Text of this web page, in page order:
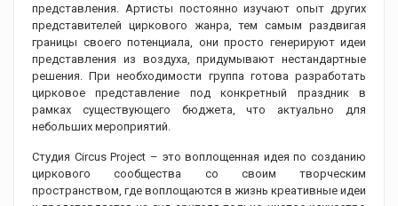
представления. Артисты постоянно изучают опыт других
представителей циркового жанра, тем самым раздвигая
границы своего потенциала, они просто генерируют идеи
представления из воздуха, придумывают нестандартные
решения. При необходимости группа готова разработать
цирковое представление под конкретный праздник в
рамках существующего бюджета, что актуально для
небольших мероприятий.
Студия Circus Project – это воплощенная идея по созданию
циркового сообщества со своим творческим
пространством, где воплощаются в жизнь креативные идеи